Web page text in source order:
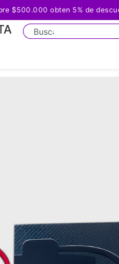
$500.000 obten 5% de